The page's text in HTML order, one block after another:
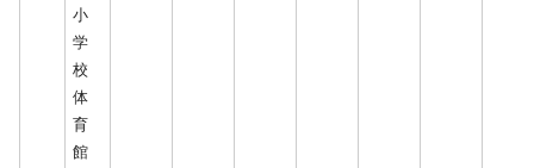
小
学
校
体
育
館